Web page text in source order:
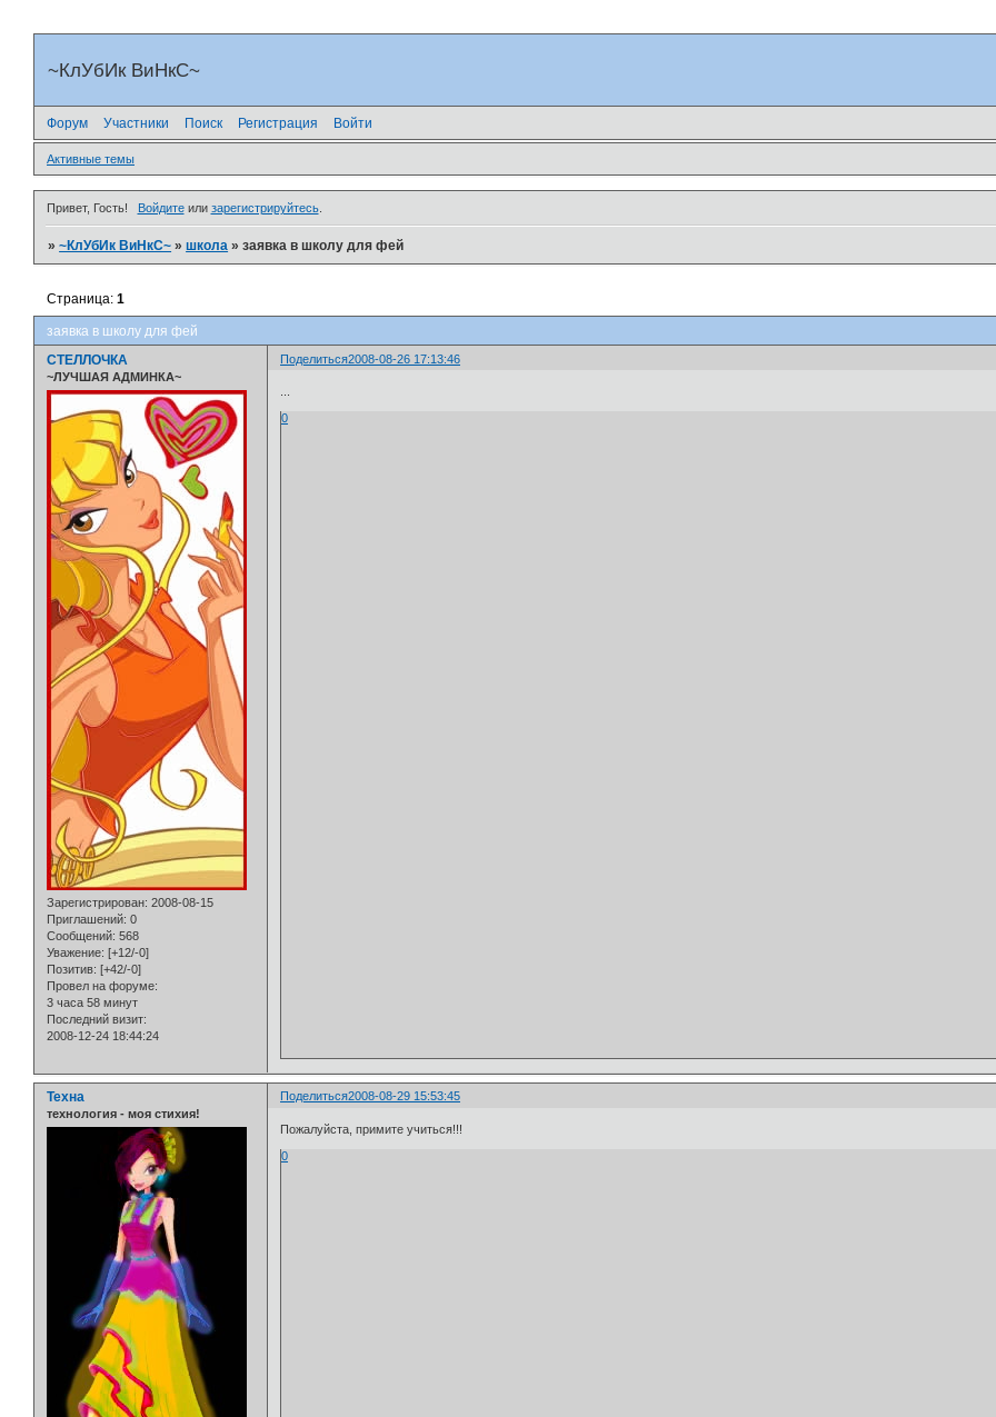
~КлУбИк ВиНкС~
Форум Участники Поиск Регистрация Войти
Активные темы
Привет, Гость! Войдитеили зарегистрируйтесь.
»~КлУбИк ВиНкС~ »школа »заявка в школу для фей
заявка в школу для фей
Страница:1
Поделиться2008-08-26 17:13:46
СТЕЛЛОЧКА
~ЛУЧШАЯ АДМИНКА~
Зарегистрирован: 2008-08-15
Приглашений: 0
Сообщений: 568
Уважение: [+12/-0]
Позитив: [+42/-0]
Провел на форуме:
3 часа 58 минут
Последний визит:
2008-12-24 18:44:24
0
Поделиться2008-08-29 15:53:45
Техна
технология - моя стихия!
Пожалуйста, примите учиться!!!
0